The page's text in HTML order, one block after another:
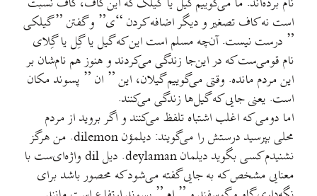
است نه کاف تصغیر و دیگر اضافه کردن “ی” و گفتن ” گیلکی
” درست نیست. آن‌چه مسلم است این که گیل یا گِل یا گِلای
نام قومی‌ست که در این‌جا زندگی می‌کردند و هنوز هم نام‌شان بر
این مردم مانده. وقتی می‌گوییم گیلان، این ” ان ” پسوند مکان
است. یعنی جایی که گیل‌ها زندگی می‌کنند.
اما دومی که اغلب اشتباه تلفظ می‌کنند و اگر بروید از مردم
محلی بپرسید درستش را می‌گویند: دیلمؤن dilemon. من هرگز
نشنیدم کسی بگوید دیلمان deylaman. دیل dil واژه‌ای‌ست با
معنایی مشخص که به جایی گفته می‌شود که محصور باشد برای